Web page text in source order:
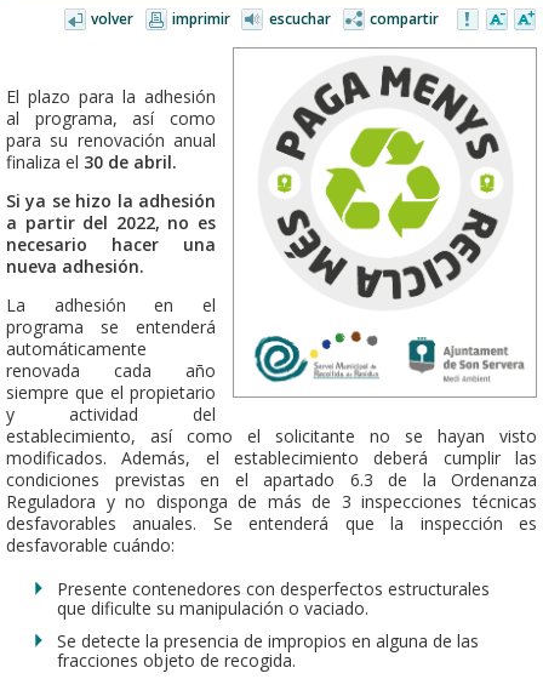
volver imprimir escuchar compartir
El plazo para la adhesión
al programa, así como
para su renovación anual
finaliza el 30 de abril.
Si ya se hizo la adhesión
a partir del 2022, no es
necesario hacer una
nueva adhesión.
La adhesión en el
programa se entenderá
automáticamente
renovada cada año
siempre que el propietario
y actividad del
establecimiento, así como el solicitante no se hayan visto
modificados. Además, el establecimiento deberá cumplir las
condiciones previstas en el apartado 6.3 de la Ordenanza
Reguladora y no disponga de más de 3 inspecciones técnicas
desfavorables anuales. Se entenderá que la inspección es
desfavorable cuándo:
Presente contenedores con desperfectos estructurales
que dificulte su manipulación o vaciado.
Se detecte la presencia de impropios en alguna de las
fracciones objeto de recogida.